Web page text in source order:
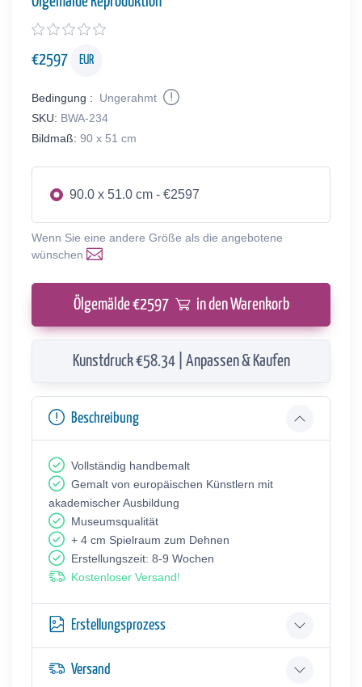
€2597 EUR
Bedingung :
Ungerahmt
SKU: BWA-234
Bildmaß: 90 x 51 cm
90.0 x 51.0 cm - €2597
Wenn Sie eine andere Größe als die angebotene
wünschen
Ölgemälde €2597 in den Warenkorb
Kunstdruck €58.34 | Anpassen & Kaufen
Beschreibung
Vollständig handbemalt
Gemalt von europäischen Künstlern mit
akademischer Ausbildung
Museumsqualität
+ 4 cm Spielraum zum Dehnen
Erstellungszeit: 8-9 Wochen
Kostenloser Versand!
Erstellungsprozess
Versand